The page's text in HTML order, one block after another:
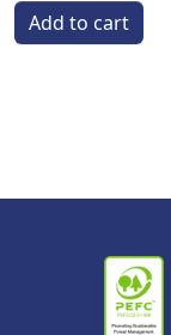
Add to cart